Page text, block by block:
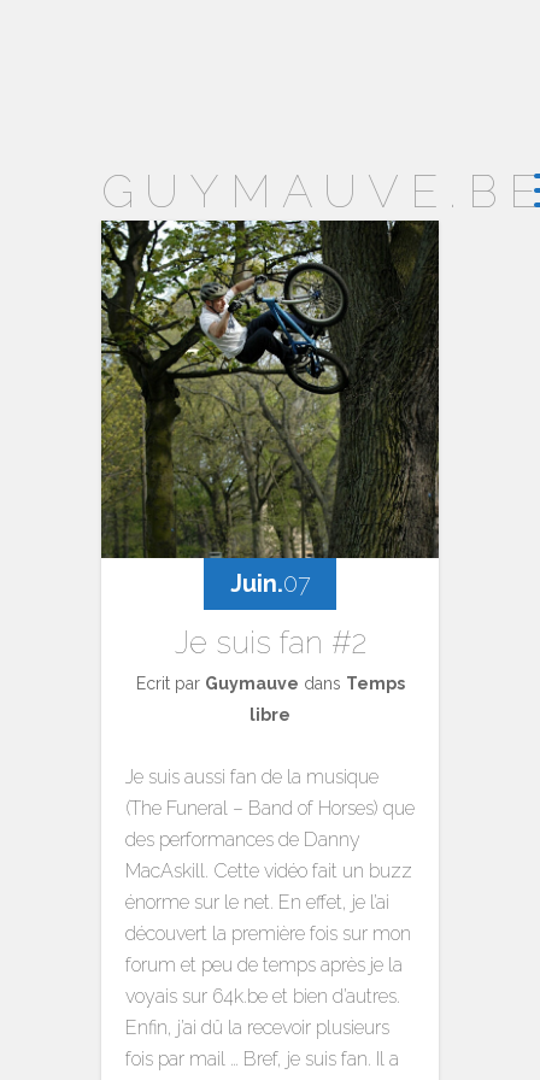
Juin.07
Je suis fan #2
Ecrit par Guymauve dans Temps
libre
Je suis aussi fan de la musique
(The Funeral – Band of Horses) que
des performances de Danny
MacAskill. Cette vidéo fait un buzz
énorme sur le net. En effet, je l’ai
découvert la première fois sur mon
forum et peu de temps après je la
voyais sur 64k.be et bien d’autres.
Enfin, j’ai dû la recevoir plusieurs
fois par mail … Bref, je suis fan. Il a